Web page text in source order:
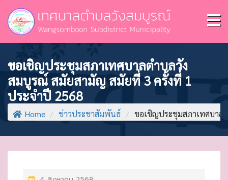
ขอเชิญประชุมสภาเทศบาลตำบลวัง
สมบูรณ์ สมัยสามัญ สมัยที่ 3 ครั้งที่ 1
ประจำปี 2568
Home / ข่าวประชาสัมพันธ์ / ขอเชิญประชุมสภาเทศบาล